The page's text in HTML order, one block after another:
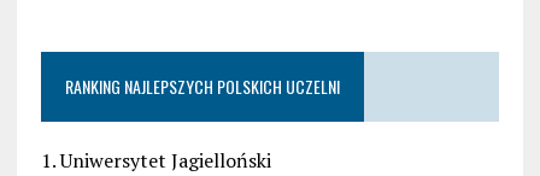
RANKING NAJLEPSZYCH POLSKICH UCZELNI
1. Uniwersytet Jagielloński